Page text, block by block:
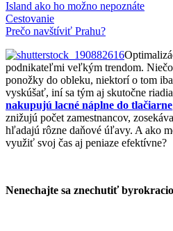
Island ako ho možno nepoznáte
Cestovanie
Prečo navštíviť Prahu?
podnikateľmi veľkým trendom.
ponožky do obleku, niektorí o tom
vyskúšať, iní sa tým aj skutočne
nakupujú lacné náplne do tlačiarne
znižujú počet zamestnancov,
hľadajú rôzne daňové úľavy. A ako
využiť svoj čas aj peniaze efektívne?
Nenechajte sa znechutiť